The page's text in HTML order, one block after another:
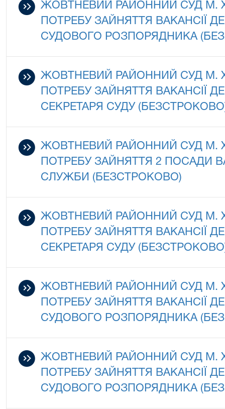
ЖОВТНЕВИЙ РАЙОННИЙ СУД М.
ПОТРЕБУ ЗАЙНЯТТЯ ВАКАНСІЇ
СУДОВОГО РОЗПОРЯДНИКА
ЖОВТНЕВИЙ РАЙОННИЙ СУД М.
ПОТРЕБУ ЗАЙНЯТТЯ ВАКАНСІЇ
СЕКРЕТАРЯ СУДУ
ЖОВТНЕВИЙ РАЙОННИЙ СУД М.
ПОТРЕБУ ЗАЙНЯТТЯ 2 ПОСАДИ
СЛУЖБИ (БЕЗСТРОКОВО)
ЖОВТНЕВИЙ РАЙОННИЙ СУД М.
ПОТРЕБУ ЗАЙНЯТТЯ ВАКАНСІЇ
СЕКРЕТАРЯ СУДУ
ЖОВТНЕВИЙ РАЙОННИЙ СУД М.
ПОТРЕБУ ЗАЙНЯТТЯ ВАКАНСІЇ
СУДОВОГО РОЗПОРЯДНИКА
ЖОВТНЕВИЙ РАЙОННИЙ СУД М.
ПОТРЕБУ ЗАЙНЯТТЯ ВАКАНСІЇ
СУДОВОГО РОЗПОРЯДНИКА